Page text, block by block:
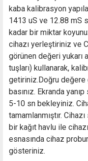
kaba kalibrasyon
1413 uS ve 12.88 mS
kadar bir miktar
cihazı yerleştiriniz ve
görünen değeri yukarı
tuşları) kullanarak,
getiriniz.Doğru değere
basınız. Ekranda
5-10 sn bekleyiniz.
tamamlanmıştır.
bir kağıt havlu ile
esnasında cihaz
gösteriniz.